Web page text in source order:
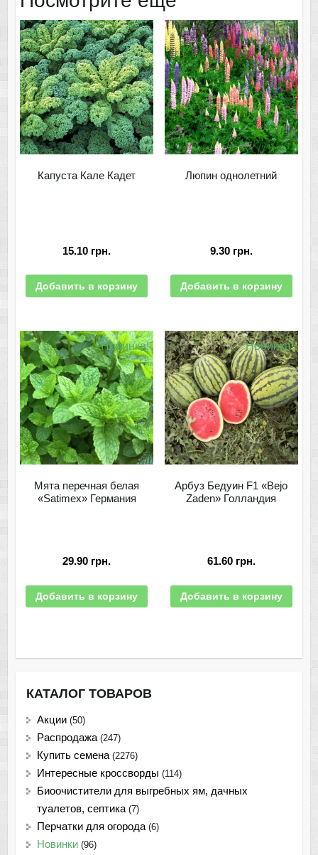
Капуста Кале Кадет
15.10 грн.
Добавить в корзину
Люпин однолетний
9.30 грн.
Добавить в корзину
Новинка!
Мята перечная белая
«Satimex» Германия
29.90 грн.
Добавить в корзину
Новинка!
Арбуз Бедуин F1 «Bejo
Zaden» Голландия
61.60 грн.
Добавить в корзину
КАТАЛОГ ТОВАРОВ
Акции (50)
Распродажа (247)
Купить семена (2276)
Интересные кроссворды (114)
Биоочистители для выгребных ям, дачных
туалетов, септика (7)
Перчатки для огорода (6)
Новинки (96)